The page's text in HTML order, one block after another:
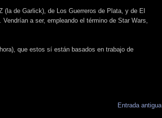
(la de Garlick), de Los Guerreros de Plata, y de El
a ser, empleando el término de Star Wars,
que estos sí están basados en trabajo de
Entrada antigua